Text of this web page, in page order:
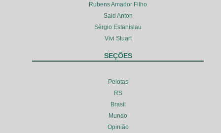
Rubens Amador Filho
Said Anton
Sérgio Estanislau
Vivi Stuart
SEÇÕES
Pelotas
RS
Brasil
Mundo
Opinião